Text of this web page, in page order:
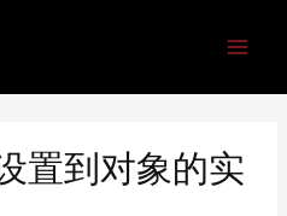
置到对象的实